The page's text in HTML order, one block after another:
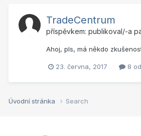
TradeCentrum
příspěvkem: publikoval/-a
Ahoj, pls, má někdo
23. června, 2017 8
Úvodní stránka Search